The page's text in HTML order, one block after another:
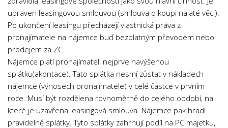
Technika
Zdravotnictví
Zeměpis
Novinky
upraven leasingovou smlouvou (smlouva o koupi najaté věci).
Po ukončení leasingu přecházejí vlastnická práva z
pronajímatele na nájemce buď bezplatným převodem nebo
prodejem za ZC.
Nájemce platí pronajímateli nejprve navýšenou
splátku(akontace). Tato splátka nesmí zůstat v nákladech
nájemce (výnosech pronajímatele) v celé částce v prvním
roce. Musí být rozdělena rovnoměrně do celého období, na
které je uzavřena leasingová smlouva. Nájemce pak hradí
pravidelně splátky. Tyto splátky zahrnují podíl na PC majetku,